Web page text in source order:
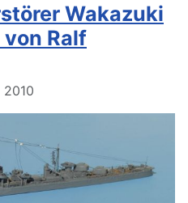
Wakazuki
Ralf